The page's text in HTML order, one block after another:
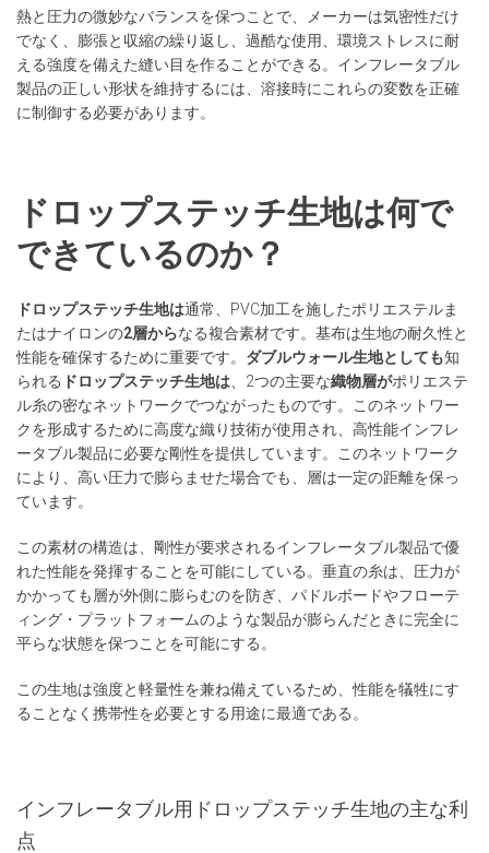
熱と圧力の微妙なバランスを保つことで、メーカーは気密性だけ
でなく、膨張と収縮の繰り返し、過酷な使用、環境ストレスに耐
える強度を備えた縫い目を作ることができる。インフレータブル
製品の正しい形状を維持するには、溶接時にこれらの変数を正確
に制御する必要があります。
ドロップステッチ生地は何で
できているのか？
ドロップステッチ生地は通常、PVC加工を施したポリエステルま
たはナイロンの2層からなる複合素材です。基布は生地の耐久性と
性能を確保するために重要です。 ダブルウォール生地としても知
られる ドロップステッチ生地は 、2つの主要な織物層がポリエステ
ル糸の密なネットワークでつながったものです。このネットワー
クを形成するために高度な織り技術が使用され、高性能インフレ
ータブル製品に必要な剛性を提供しています。このネットワーク
により、高い圧力で膨らませた場合でも、層は一定の距離を保っ
ています。
この素材の構造は、剛性が要求されるインフレータブル製品で優
れた性能を発揮することを可能にしている。垂直の糸は、圧力が
かかっても層が外側に膨らむのを防ぎ、パドルボードやフローテ
ィング・プラットフォームのような製品が膨らんだときに完全に
平らな状態を保つことを可能にする。
この生地は強度と軽量性を兼ね備えているため、性能を犠牲にす
ることなく携帯性を必要とする用途に最適である。
インフレータブル用ドロップステッチ生地の主な利
点